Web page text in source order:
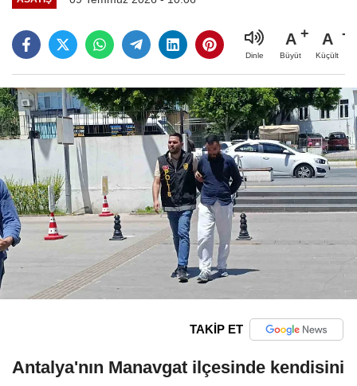
Dinle
A
Büyüt
A
Küçült
TAKİP ET
Antalya'nın Manavgat ilçesinde kendisini